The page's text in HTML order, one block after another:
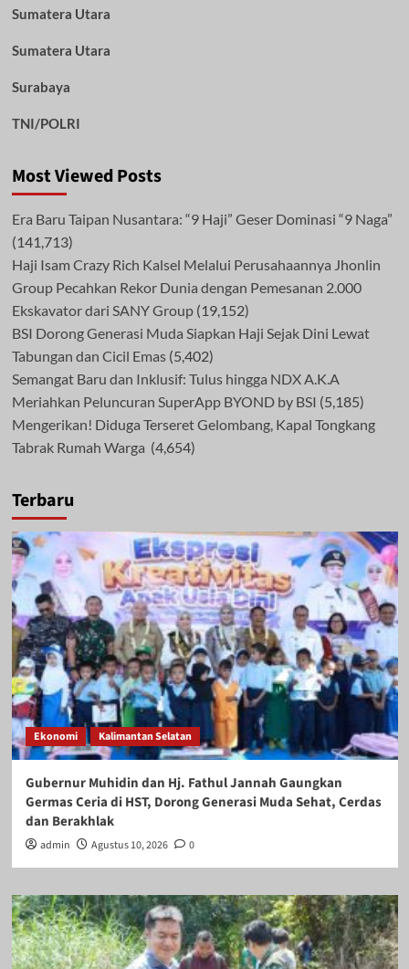
Sumatera Utara
Sumatera Utara
Surabaya
TNI/POLRI
Most Viewed Posts
Era Baru Taipan Nusantara: “9 Haji” Geser Dominasi “9 Naga”
(141,713)
Haji Isam Crazy Rich Kalsel Melalui Perusahaannya Jhonlin
Group Pecahkan Rekor Dunia dengan Pemesanan 2.000
Ekskavator dari SANY Group (19,152)
BSI Dorong Generasi Muda Siapkan Haji Sejak Dini Lewat
Tabungan dan Cicil Emas (5,402)
Semangat Baru dan Inklusif: Tulus hingga NDX A.K.A
Meriahkan Peluncuran SuperApp BYOND by BSI (5,185)
Mengerikan! Diduga Terseret Gelombang, Kapal Tongkang
Tabrak Rumah Warga (4,654)
Terbaru
Ekonomi Kalimantan Selatan
Gubernur Muhidin dan Hj. Fathul Jannah Gaungkan
Germas Ceria di HST, Dorong Generasi Muda Sehat, Cerdas
dan Berakhlak
admin Agustus 10, 2026 0